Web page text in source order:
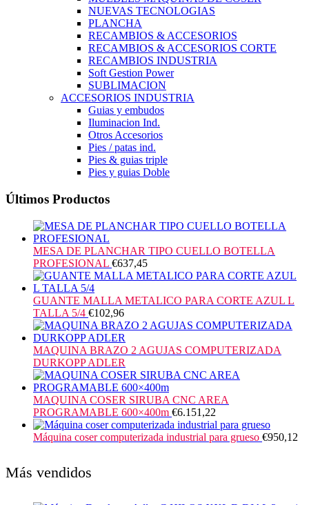
NUEVAS TECNOLOGIAS
PLANCHA
RECAMBIOS & ACCESORIOS
RECAMBIOS & ACCESORIOS CORTE
RECAMBIOS INDUSTRIA
Soft Gestion Power
SUBLIMACION
ACCESORIOS INDUSTRIA
Guias y embudos
Iluminacion Ind.
Otros Accesorios
Pies / patas ind.
Pies & guias triple
Pies y guias Doble
Últimos Productos
MESA DE PLANCHAR TIPO CUELLO BOTELLA
PROFESIONAL €637,45
GUANTE MALLA METALICO PARA CORTE AZUL L
TALLA 5/4 €102,96
MAQUINA BRAZO 2 AGUJAS COMPUTERIZADA
DURKOPP ADLER
MAQUINA COSER SIRUBA CNC AREA
PROGRAMABLE 600×400m €6.151,22
Máquina coser computerizada industrial para grueso €950,12
Más vendidos